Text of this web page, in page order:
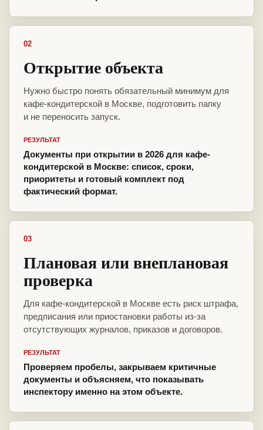
02
Открытие объекта
Нужно быстро понять обязательный минимум для
кафе-кондитерской в Москве, подготовить папку
и не переносить запуск.
РЕЗУЛЬТАТ
Документы при открытии в 2026 для кафе-
кондитерской в Москве: список, сроки,
приоритеты и готовый комплект под
фактический формат.
03
Плановая или внеплановая
проверка
Для кафе-кондитерской в Москве есть риск штрафа,
предписания или приостановки работы из-за
отсутствующих журналов, приказов и договоров.
РЕЗУЛЬТАТ
Проверяем пробелы, закрываем критичные
документы и объясняем, что показывать
инспектору именно на этом объекте.